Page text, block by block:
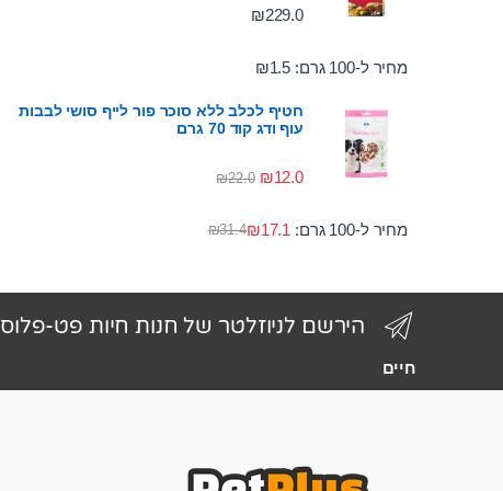
₪229.0
מחיר ל-100 גרם: ₪1.5
חטיף לכלב ללא סוכר פור לייף סושי לבבות
עוף ודג קוד 70 גרם
₪12.0
₪22.0
מחיר ל-100 גרם: ₪31.4₪17.1
הירשם לניוזלטר של חנות חיות פט-פלוס
חיים